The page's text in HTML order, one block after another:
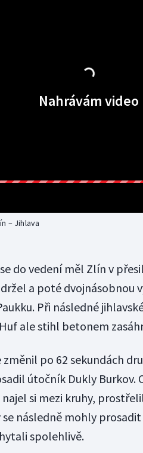
Nahrávám video
– Jihlava
do vedení měl Zlín v
a poté dvojnásobnou
Při následné
ale stihl betonem
změnil po 62 sekundách
útočník Dukly Burkov.
si mezi kruhy,
následně mohly
spolehlivě.